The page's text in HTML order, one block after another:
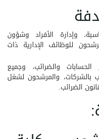
وإدارة الأفراد وشؤون
للوظائف الإدارية ذات
والضرائب، وجميع
بالشركات، والمرشحون لشغل
الضرائب.